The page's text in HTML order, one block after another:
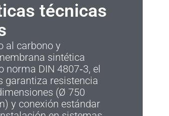
técnicas
al carbono y
sintética
norma DIN 4807‑3, el
garantiza resistencia
(Ø 750
y conexión estándar